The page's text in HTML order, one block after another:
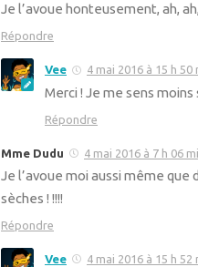
Je l’avoue honteusement, ah,
Répondre
Vee 4 mai 2016 à 15 h 50
Merci ! Je me sens moins
Répondre
Mme Dudu 4 mai 2016 à 7 h 06
Je l’avoue moi aussi même que
sèches ! !!!!
Répondre
Vee 4 mai 2016 à 15 h 52